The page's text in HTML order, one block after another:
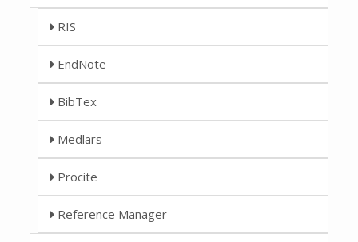
RIS
EndNote
BibTex
Medlars
Procite
Reference Manager